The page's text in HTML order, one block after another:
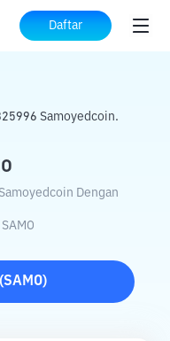
Daftar
ke SAMO
Samoyedcoin.
Dengan
SAMO
(SAMO)